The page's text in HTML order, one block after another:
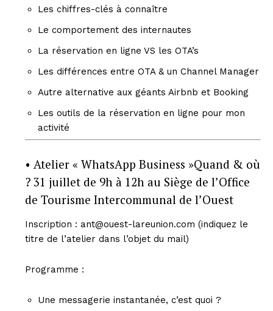
Les chiffres-clés à connaître
Le comportement des internautes
La réservation en ligne VS les OTA’s
Les différences entre OTA & un Channel Manager
Autre alternative aux géants Airbnb et Booking
Les outils de la réservation en ligne pour mon
activité
• Atelier « WhatsApp Business »Quand & où
? 31 juillet de 9h à 12h au Siège de l’Office
de Tourisme Intercommunal de l’Ouest
Inscription : ant@ouest-lareunion.com (indiquez le
titre de l’atelier dans l’objet du mail)
Programme :
Une messagerie instantanée, c’est quoi ?